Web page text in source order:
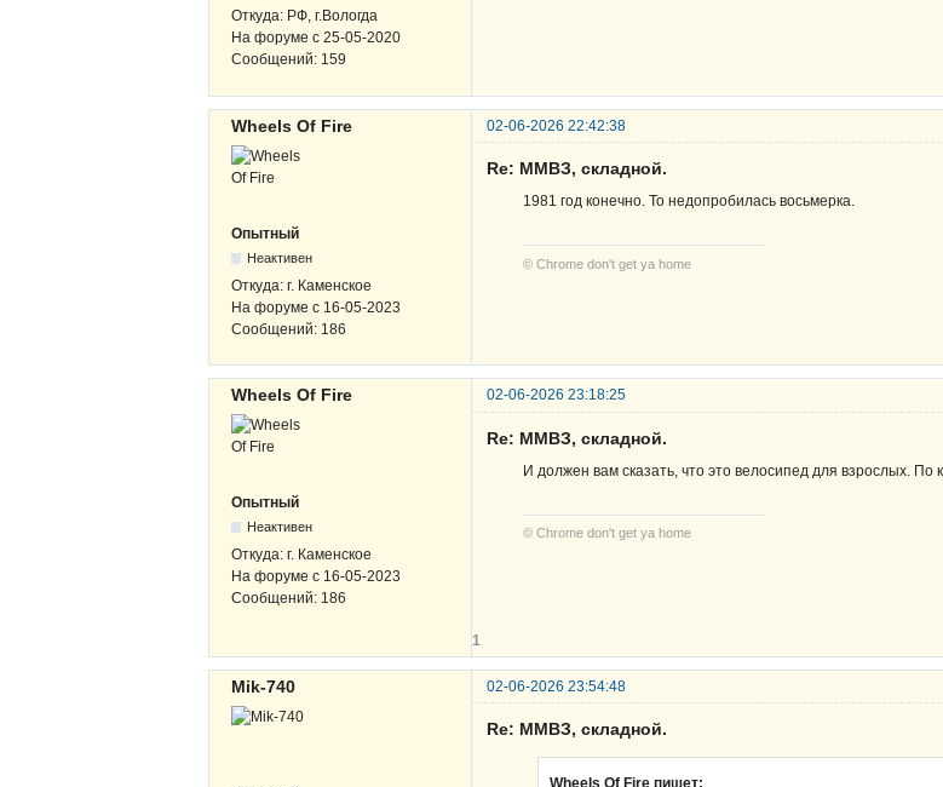
Откуда: РФ, г.Вологда
На форуме с 25-05-2020
Сообщений: 159
Wheels Of Fire 02-06-2026 22:42:38
Опытный
Неактивен
Откуда: г. Каменское
На форуме с 16-05-2023
Сообщений: 186
Re: ММВЗ, складной.
1981 год конечно. То недопробилась восьмерка.
© Chrome don't get ya home
Wheels Of Fire 02-06-2026 23:18:25
Опытный
Неактивен
Откуда: г. Каменское
На форуме с 16-05-2023
Сообщений: 186
Re: ММВЗ, складной.
И должен вам сказать, что это велосипед для взрослых. По
© Chrome don't get ya home
1
Mik-740 02-06-2026 23:54:48
Re: ММВЗ, складной.
Wheels Of Fire пишет: